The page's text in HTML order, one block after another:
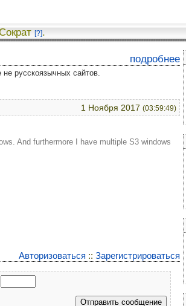
[?].
подробнее
русскоязычных сайтов.
1 Ноября 2017 (03:59:49)
And furthermore I have multiple S3 windows
Авторизоваться :: Зарегистрироваться